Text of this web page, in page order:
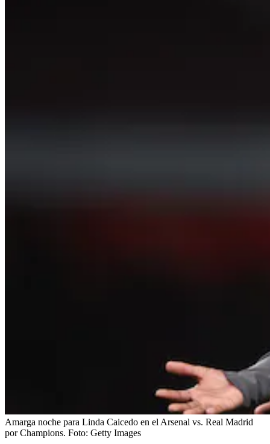
Amarga noche para Linda Caicedo en el Arsenal vs. Real Madrid
por Champions. Foto: Getty Images